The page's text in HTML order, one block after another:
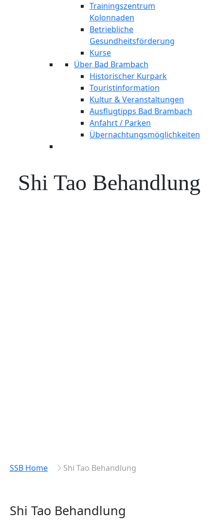
Trainingszentrum
Kolonnaden
Betriebliche
Gesundheitsförderung
Kurse
Über Bad Brambach
Historischer Kurpark
Touristinformation
Kultur & Veranstaltungen
Ausflugtipps Bad Brambach
Anfahrt / Parken
Übernachtungsmöglichkeiten
Shi Tao Behandlung
SSB Home Shi Tao Behandlung
Shi Tao Behandlung